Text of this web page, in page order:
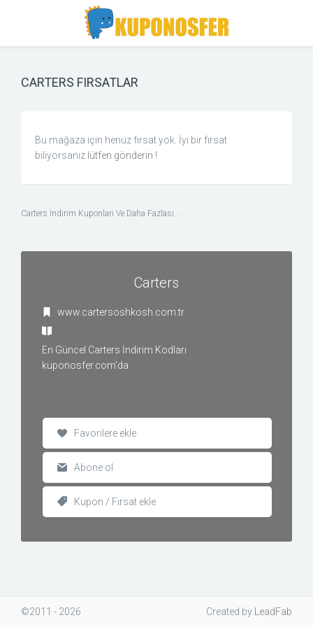
navigation
CARTERS FIRSATLAR
Bu mağaza için henüz fırsat yok. İyi bir fırsat
biliyorsanız lütfen gönderin !
Carters İndirim Kuponları Ve Daha Fazlası...
Carters
www.cartersoshkosh.com.tr
En Güncel Carters İndirim Kodları
kuponosfer.com'da
Favorilere ekle
Abone ol
Kupon / Fırsat ekle
©2011 - 2026 Created by LeadFab